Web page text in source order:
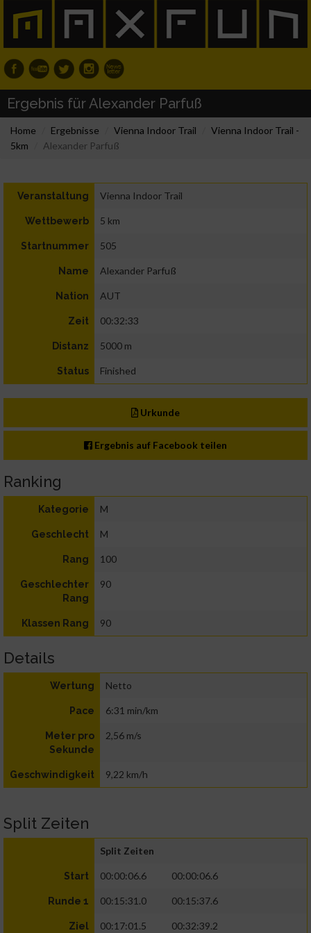
Ergebnis für Alexander Parfuß
Home Ergebnisse Vienna Indoor Trail
Vienna Indoor Trail -
5km
Alexander Parfuß
Veranstaltung Vienna Indoor Trail
Wettbewerb 5 km
Startnummer 505
Name Alexander Parfuß
Nation AUT
Zeit 00:32:33
Distanz 5000 m
Status Finished
Urkunde
Ergebnis auf Facebook teilen
Ranking
Kategorie M
Geschlecht M
Rang 100
Geschlechter
Rang
90
Klassen Rang 90
Details
Wertung Netto
Pace 6:31 min/km
Meter pro
Sekunde
2,56 m/s
Geschwindigkeit 9,22 km/h
Split Zeiten
Split Zeiten
Start 00:00:06.6 00:00:06.6
Runde 1 00:15:31.0 00:15:37.6
Ziel 00:17:01.5 00:32:39.2